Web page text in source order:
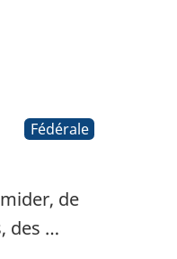
Fédérale
de
des …